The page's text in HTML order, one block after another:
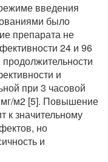
введения
было
препарата не
24 и 96
и
при 3 часовой
мг/м2 [5]. Повышение
к значительному
но
и